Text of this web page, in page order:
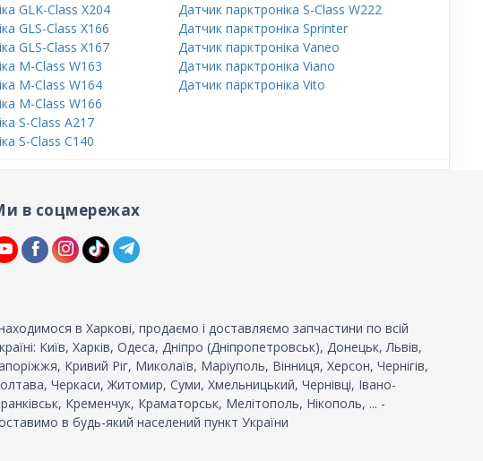
GLK-Class X204
GLS-Class X166
GLS-Class X167
M-Class W163
M-Class W164
M-Class W166
S-Class A217
S-Class C140
Датчик парктроніка S-Class W222
Датчик парктроніка Sprinter
Датчик парктроніка Vaneo
Датчик парктроніка Viano
Датчик парктроніка Vito
в соцмережах
в Харкові, продаємо і доставляємо запчастини по всій
Київ, Харків, Одеса, Дніпро (Дніпропетровськ), Донецьк, Львів,
Кривий Ріг, Миколаїв, Маріуполь, Вінниця, Херсон, Чернігів,
Черкаси, Житомир, Суми, Хмельницький, Чернівці, Івано-
Кременчук, Краматорськ, Мелітополь, Нікополь, ... -
в будь-який населений пункт України